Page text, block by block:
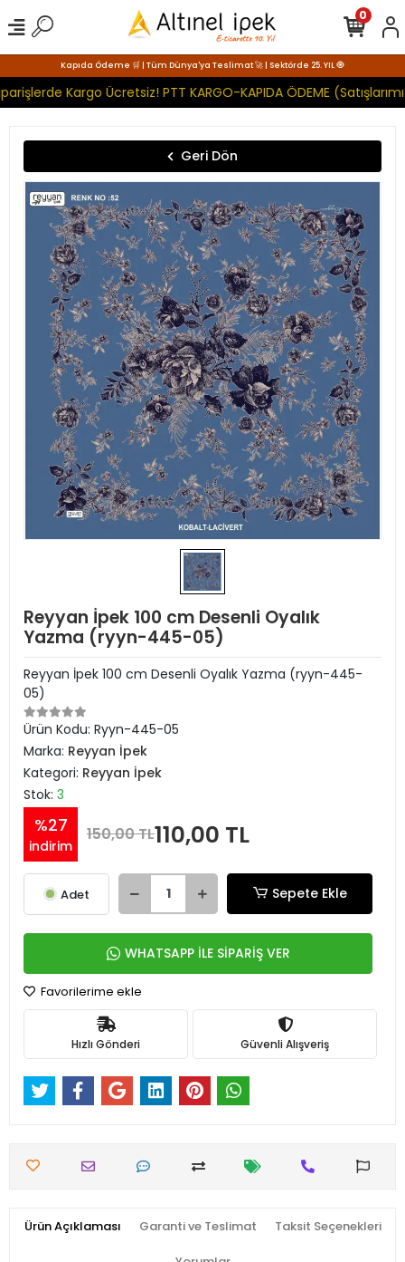
Kapıda Ödeme 🛒 | Tüm Dünya'ya Teslimat 🚀 | Sektörde 25. YIL 🧿
Kargo Ücretsiz! PTT KARGO-KAPIDA ÖDEME
0
Geri Dön
Reyyan İpek 100 cm Desenli Oyalık
Yazma (ryyn-445-05)
Reyyan İpek 100 cm Desenli Oyalık Yazma (ryyn-445-
05)
Ürün Kodu: Ryyn-445-05
Marka: Reyyan İpek
Kategori: Reyyan İpek
Stok: 3
%27
indirim
150,00 TL110,00 TL
Adet Sepete Ekle
WHATSAPP İLE SİPARİŞ VER
Favorilerime ekle
Hızlı Gönderi Güvenli Alışveriş
Ürün Açıklaması Garanti ve Teslimat Taksit Seçenekleri